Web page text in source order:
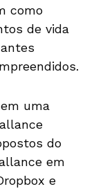
como
de vida
uma
do
em
e